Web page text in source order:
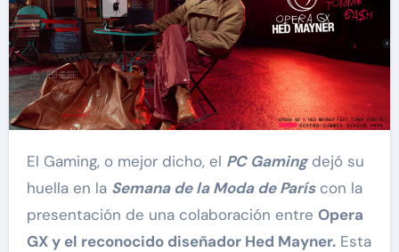
El Gaming, o mejor dicho, el PC Gamingdejó su
huella en la Semana de la Moda de París con la
presentación de una colaboración entre Opera
GX y el reconocido diseñador Hed Mayner.Esta